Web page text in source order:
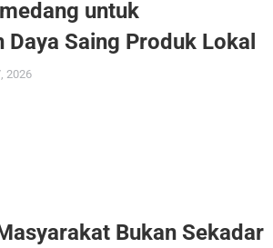
untuk
Saing Produk Lokal
2026
Bukan Sekadar